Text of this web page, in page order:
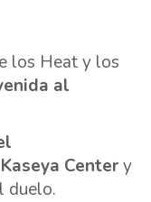
los Heat y los
al
Centery
duelo.